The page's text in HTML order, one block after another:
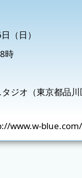
（日）
時
ジオ（東京都品川
www.w-